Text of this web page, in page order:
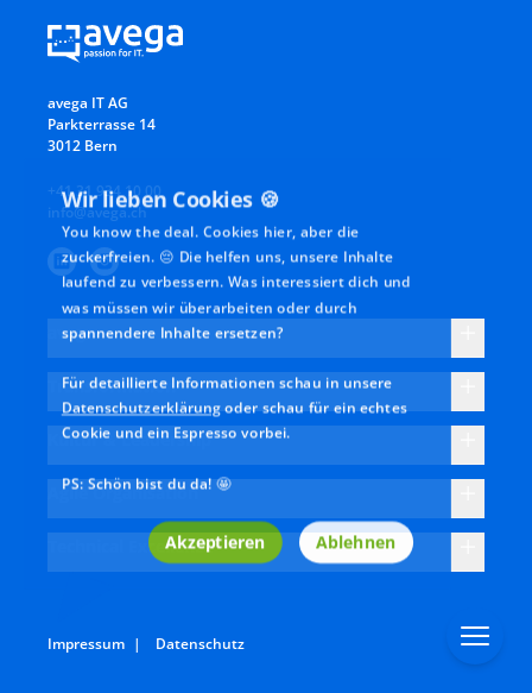
Umsetzung den Weg der
digitalen Transformation
dir, die Ziele für die
Digitalisierung zu definieren
eine Richtung zu geben -
klar, verständlich und
wirkungsorientiert.
bremsen die Teams
und verursachen
Kosten – es geht
die ganzheitliche
digitale
Transformation für
KMU. Prozesse
digitalisieren,
Kundensicht
einnehmen und die
Kompetenzen der
Mitarbeitenden
Wir lieben Cookies 🍪
You know the deal. Cookies hier, aber die
zuckerfreien. 😔 Die helfen uns, unsere Inhalte
laufend zu verbessern. Was interessiert dich und
was müssen wir überarbeiten oder durch
spannendere Inhalte ersetzen?
Für detaillierte Informationen schau in unsere
Datenschutzerklärung oder schau für ein echtes
Cookie und ein Espresso vorbei.
PS: Schön bist du da! 🤩
Akzeptieren Ablehnen
avega IT AG
Parkterrasse 14
3012 Bern
+41 31 934 10 00
info@avega.ch
avega
Transformation
Kultur & Leadership
Agile Organisation
Technical Excellence
Impressum | Datenschutz